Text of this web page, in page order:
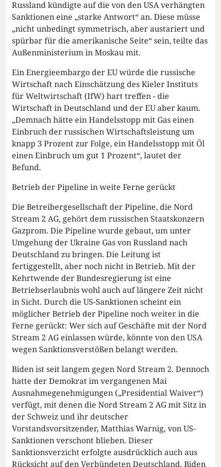
Russland kündigte auf die von den USA verhängten
Sanktionen eine „starke Antwort“ an. Diese müsse
„nicht unbedingt symmetrisch, aber austariert und
spürbar für die amerikanische Seite“ sein, teilte das
Außenministerium in Moskau mit.
Ein Energieembargo der EU würde die russische
Wirtschaft nach Einschätzung des Kieler Instituts
für Weltwirtschaft (IfW) hart treffen - die
Wirtschaft in Deutschland und der EU aber kaum.
„Demnach hätte ein Handelsstopp mit Gas einen
Einbruch der russischen Wirtschaftsleistung um
knapp 3 Prozent zur Folge, ein Handelsstopp mit Öl
einen Einbruch um gut 1 Prozent“, lautet der
Befund.
Betrieb der Pipeline in weite Ferne gerückt
Die Betreibergesellschaft der Pipeline, die Nord
Stream 2 AG, gehört dem russischen Staatskonzern
Gazprom. Die Pipeline wurde gebaut, um unter
Umgehung der Ukraine Gas von Russland nach
Deutschland zu bringen. Die Leitung ist
fertiggestellt, aber noch nicht in Betrieb. Mit der
Kehrtwende der Bundesregierung ist eine
Betriebserlaubnis wohl auch auf längere Zeit nicht
in Sicht. Durch die US-Sanktionen scheint ein
möglicher Betrieb der Pipeline noch weiter in die
Ferne gerückt: Wer sich auf Geschäfte mit der Nord
Stream 2 AG einlassen würde, könnte von den USA
wegen Sanktionsverstößen belangt werden.
Biden ist seit langem gegen Nord Stream 2. Dennoch
hatte der Demokrat im vergangenen Mai
Ausnahmegenehmigungen („Presidential Waiver“)
verfügt, mit denen die Nord Stream 2 AG mit Sitz in
der Schweiz und ihr deutscher
Vorstandsvorsitzender, Matthias Warnig, von US-
Sanktionen verschont blieben. Dieser
Sanktionsverzicht erfolgte ausdrücklich auch aus
Rücksicht auf den Verbündeten Deutschland. Biden